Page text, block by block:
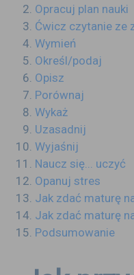
Opracuj plan nauki
Ćwicz czytanie ze
Wymień
Określ/podaj
Opisz
Porównaj
Wykaż
Uzasadnij
Wyjaśnij
Naucz się... uczyć
Opanuj stres
Jak zdać maturę
Jak zdać maturę
Podsumowanie